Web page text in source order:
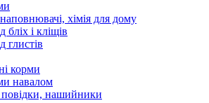
хімія для дому
бліх і кліщів
глистів
корми
навалом
нашийники